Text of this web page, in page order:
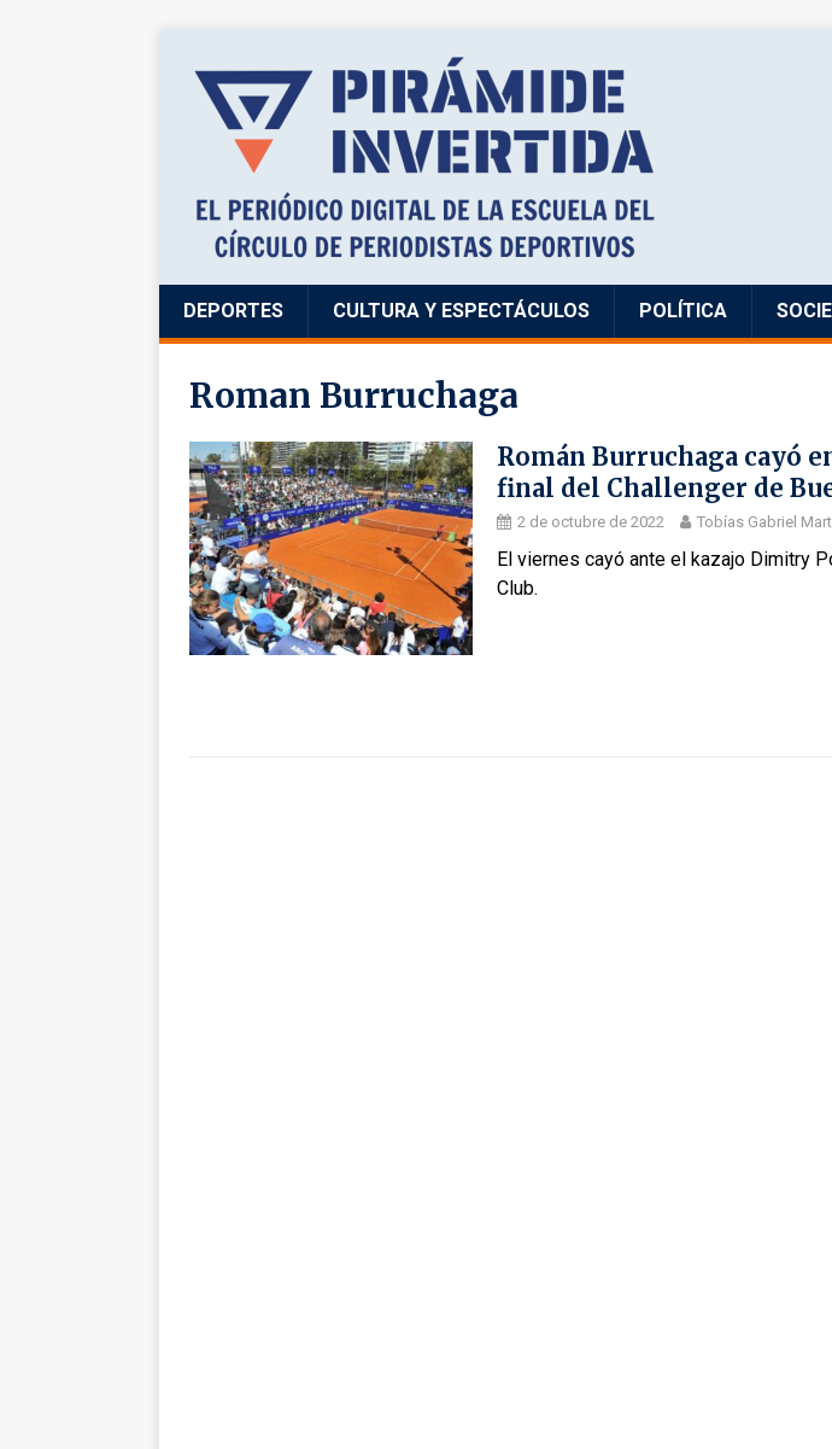
DEPORTES CULTURA Y ESPECTÁCULOS POLÍTICA
Roman Burruchaga
Román Burruchaga cayó
final del Challenger de
2 de octubre de 2022 Tobías Gabriel
El viernes cayó ante el kazajo Dimitry
Club.